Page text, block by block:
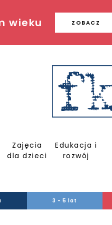
wieku ZOBACZ
Zajęcia
dla dzieci
Edukacja i
rozwój
3 - 5 lat